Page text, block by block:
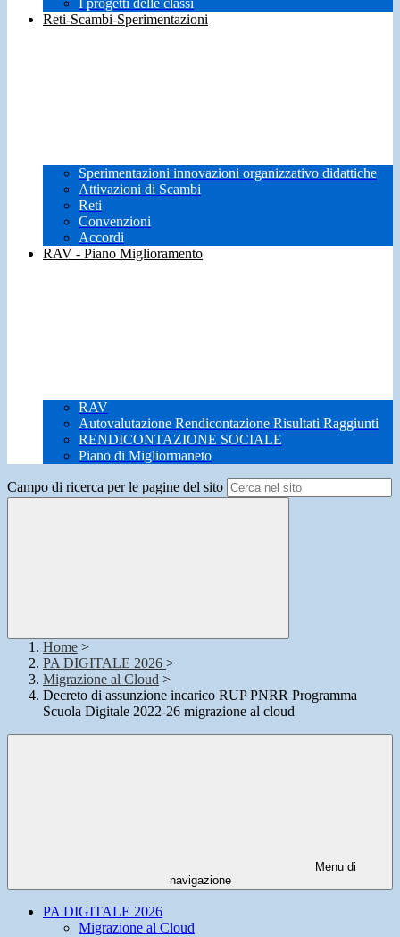
I progetti delle classi
Reti-Scambi-Sperimentazioni
Sperimentazioni innovazioni organizzativo didattiche
Attivazioni di Scambi
Reti
Convenzioni
Accordi
RAV - Piano Miglioramento
RAV
Autovalutazione Rendicontazione Risultati Raggiunti
RENDICONTAZIONE SOCIALE
Piano di Migliormaneto
Campo di ricerca per le pagine del sito
Home >
PA DIGITALE 2026 >
Migrazione al Cloud >
Decreto di assunzione incarico RUP PNRR Programma
Scuola Digitale 2022-26 migrazione al cloud
Menu di
navigazione
PA DIGITALE 2026
Migrazione al Cloud